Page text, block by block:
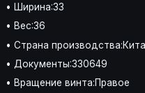
• Ширина:33
• Вес:36
• Страна
• Документы:330649
• Вращение винта:Правое